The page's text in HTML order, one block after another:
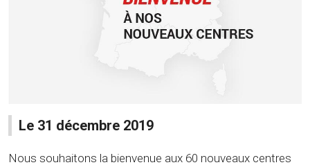
Le 31 décembre 2019
Nous souhaitons la bienvenue aux 60 nouveaux centres